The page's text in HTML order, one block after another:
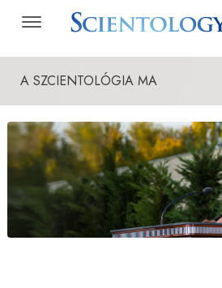
A SZCIENTOLÓGIA MA